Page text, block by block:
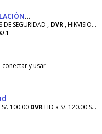
CÁMARAS DVR INSTALACIÓN VENTAS
DE SEGURIDAD , DVR , HIKVISION
.1
y usar
. 100.00 DVRHD a S/. 120.00 Solicite visita tecnica a solo S/. 50.00